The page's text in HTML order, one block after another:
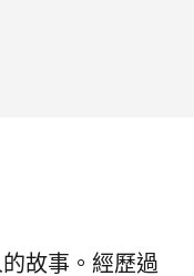
故事。經歷過